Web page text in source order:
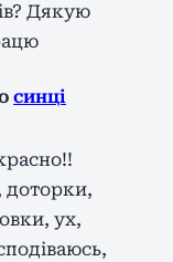
Дякую
синці
доторки,
ух,